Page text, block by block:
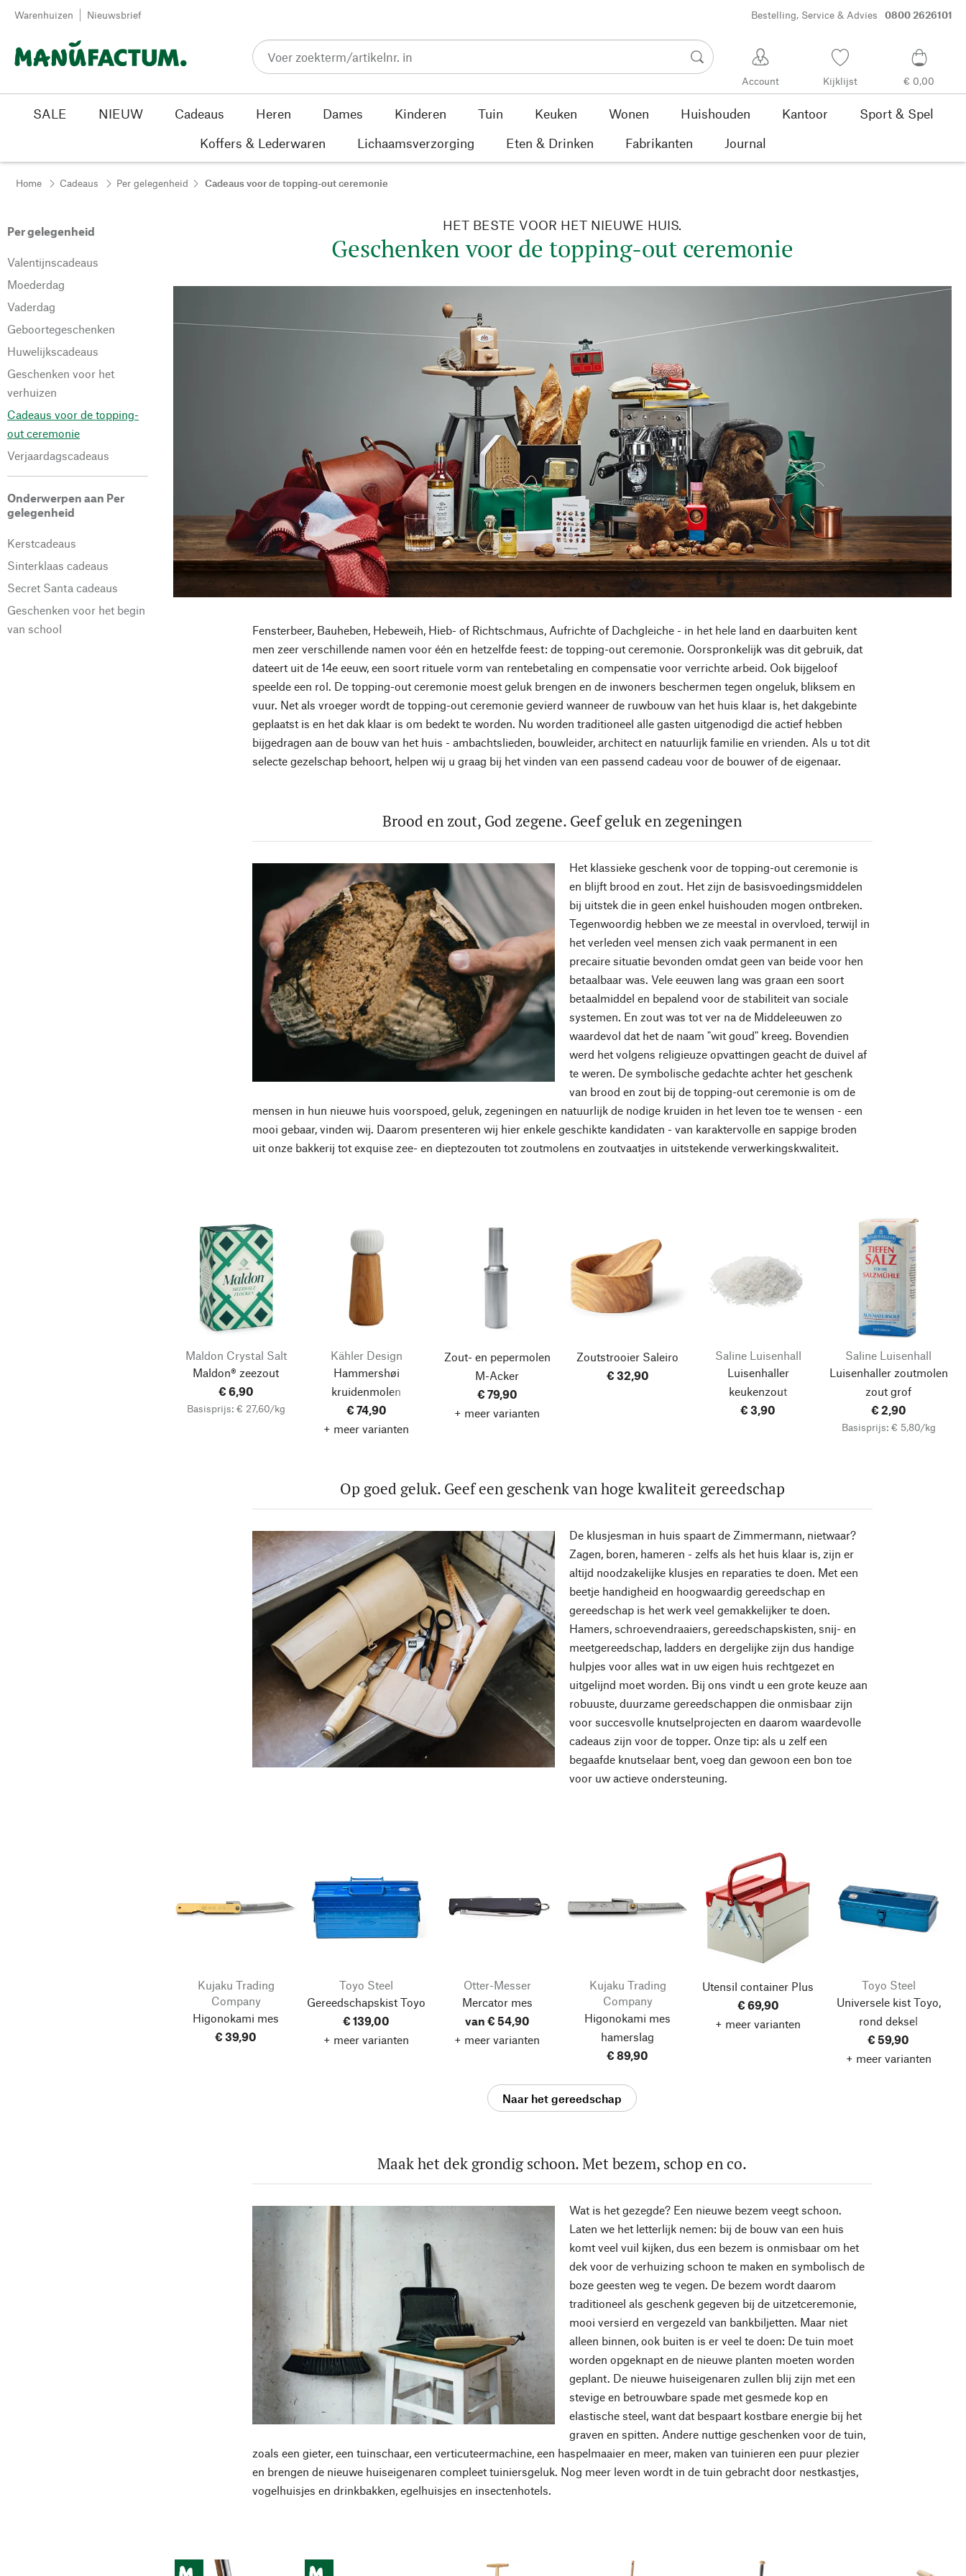
Passer au contenu
Warenhuizen Nieuwsbrief Bestelling, Service & Advies 0800 2626101
Account Kijklijst € 0,00
SALE NIEUW Cadeaus Heren Dames Kinderen Tuin Keuken Wonen Huishouden Kantoor
Sport & Spel
Koffers & Lederwaren
Lichaamsverzorging Eten & Drinken Fabrikanten Journal
Home Cadeaus Per gelegenheid Cadeaus voor de topping-out ceremonie
Per gelegenheid
Valentijnscadeaus
Moederdag
Vaderdag
Geboortegeschenken
Huwelijkscadeaus
Geschenken voor het
verhuizen
Cadeaus voor de topping-
out ceremonie
Verjaardagscadeaus
Onderwerpen aan Per
gelegenheid
Kerstcadeaus
Sinterklaas cadeaus
Secret Santa cadeaus
Geschenken voor het begin
van school
HET BESTE VOOR HET NIEUWE HUIS.
Geschenken voor de topping-out ceremonie
Fensterbeer, Bauheben, Hebeweih, Hieb- of Richtschmaus, Aufrichte of Dachgleiche - in het hele land en daarbuiten kent
men zeer verschillende namen voor één en hetzelfde feest: de topping-out ceremonie. Oorspronkelijk was dit gebruik, dat
dateert uit de 14e eeuw, een soort rituele vorm van rentebetaling en compensatie voor verrichte arbeid. Ook bijgeloof
speelde een rol. De topping-out ceremonie moest geluk brengen en de inwoners beschermen tegen ongeluk, bliksem en
vuur. Net als vroeger wordt de topping-out ceremonie gevierd wanneer de ruwbouw van het huis klaar is, het dakgebinte
geplaatst is en het dak klaar is om bedekt te worden. Nu worden traditioneel alle gasten uitgenodigd die actief hebben
bijgedragen aan de bouw van het huis - ambachtslieden, bouwleider, architect en natuurlijk familie en vrienden. Als u tot dit
selecte gezelschap behoort, helpen wij u graag bij het vinden van een passend cadeau voor de bouwer of de eigenaar.
Brood en zout, God zegene. Geef geluk en zegeningen
Het klassieke geschenk voor de topping-out ceremonie is
en blijft brood en zout. Het zijn de basisvoedingsmiddelen
bij uitstek die in geen enkel huishouden mogen ontbreken.
Tegenwoordig hebben we ze meestal in overvloed, terwijl in
het verleden veel mensen zich vaak permanent in een
precaire situatie bevonden omdat geen van beide voor hen
betaalbaar was. Vele eeuwen lang was graan een soort
betaalmiddel en bepalend voor de stabiliteit van sociale
systemen. En zout was tot ver na de Middeleeuwen zo
waardevol dat het de naam "wit goud" kreeg. Bovendien
werd het volgens religieuze opvattingen geacht de duivel af
te weren. De symbolische gedachte achter het geschenk
van brood en zout bij de topping-out ceremonie is om de
mensen in hun nieuwe huis voorspoed, geluk, zegeningen en natuurlijk de nodige kruiden in het leven toe te wensen - een
mooi gebaar, vinden wij. Daarom presenteren wij hier enkele geschikte kandidaten - van karaktervolle en sappige broden
uit onze bakkerij tot exquise zee- en dieptezouten tot zoutmolens en zoutvaatjes in uitstekende verwerkingskwaliteit.
Maldon Crystal Salt
Maldon® zeezout
€ 6,90
Basisprijs: € 27,60/kg
Kähler Design
Hammershøi
kruidenmolen
€ 74,90
+ meer varianten
Zout- en pepermolen
M-Acker
€ 79,90
+ meer varianten
Zoutstrooier Saleiro
€ 32,90
Saline Luisenhall
Luisenhaller
keukenzout
€ 3,90
Saline Luisenhall
Luisenhaller zoutmolen
zout grof
€ 2,90
Basisprijs: € 5,80/kg
Op goed geluk. Geef een geschenk van hoge kwaliteit gereedschap
De klusjesman in huis spaart de Zimmermann, nietwaar?
Zagen, boren, hameren - zelfs als het huis klaar is, zijn er
altijd noodzakelijke klusjes en reparaties te doen. Met een
beetje handigheid en hoogwaardig gereedschap en
gereedschap is het werk veel gemakkelijker te doen.
Hamers, schroevendraaiers, gereedschapskisten, snij- en
meetgereedschap, ladders en dergelijke zijn dus handige
hulpjes voor alles wat in uw eigen huis rechtgezet en
uitgelijnd moet worden. Bij ons vindt u een grote keuze aan
robuuste, duurzame gereedschappen die onmisbaar zijn
voor succesvolle knutselprojecten en daarom waardevolle
cadeaus zijn voor de topper. Onze tip: als u zelf een
begaafde knutselaar bent, voeg dan gewoon een bon toe
voor uw actieve ondersteuning.
Kujaku Trading
Company
Higonokami mes
€ 39,90
Toyo Steel
Gereedschapskist Toyo
€ 139,00
+ meer varianten
Otter-Messer
Mercator mes
van € 54,90
+ meer varianten
Kujaku Trading
Company
Higonokami mes
hamerslag
€ 89,90
Utensil container Plus
€ 69,90
+ meer varianten
Toyo Steel
Universele kist Toyo,
rond deksel
€ 59,90
+ meer varianten
Naar het gereedschap
Maak het dek grondig schoon. Met bezem, schop en co.
Wat is het gezegde? Een nieuwe bezem veegt schoon.
Laten we het letterlijk nemen: bij de bouw van een huis
komt veel vuil kijken, dus een bezem is onmisbaar om het
dek voor de verhuizing schoon te maken en symbolisch de
boze geesten weg te vegen. De bezem wordt daarom
traditioneel als geschenk gegeven bij de uitzetceremonie,
mooi versierd en vergezeld van bankbiljetten. Maar niet
alleen binnen, ook buiten is er veel te doen: De tuin moet
worden opgeknapt en de nieuwe planten moeten worden
geplant. De nieuwe huiseigenaren zullen blij zijn met een
stevige en betrouwbare spade met gesmede kop en
elastische steel, want dat bespaart kostbare energie bij het
graven en spitten. Andere nuttige geschenken voor de tuin,
zoals een gieter, een tuinschaar, een verticuteermachine, een haspelmaaier en meer, maken van tuinieren een puur plezier
en brengen de nieuwe huiseigenaren compleet tuiniersgeluk. Nog meer leven wordt in de tuin gebracht door nestkastjes,
vogelhuisjes en drinkbakken, egelhuisjes en insectenhotels.